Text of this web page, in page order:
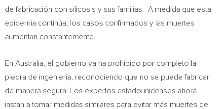
de fabricación con silicosis y sus familias. A medida que esta
epidemia continúa, los casos confirmados y las muertes
aumentan constantemente.
En Australia , el gobierno ya ha prohibido por completo la
piedra de ingeniería, reconociendo que no se puede fabricar
de manera segura. Los expertos estadounidenses ahora
instan a tomar medidas similares para evitar más muertes de